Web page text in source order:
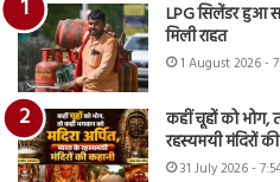
LPG सिलेंडर हुआ
मिली राहत
1 August 2026 -
कहीं चूहों को भोग,
रहस्यमयी मंदिरों
31 July 2026 -